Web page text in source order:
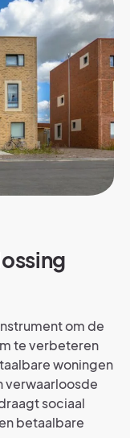
om de
te verbeteren
woningen
verwaarloosde
sociaal
betaalbare